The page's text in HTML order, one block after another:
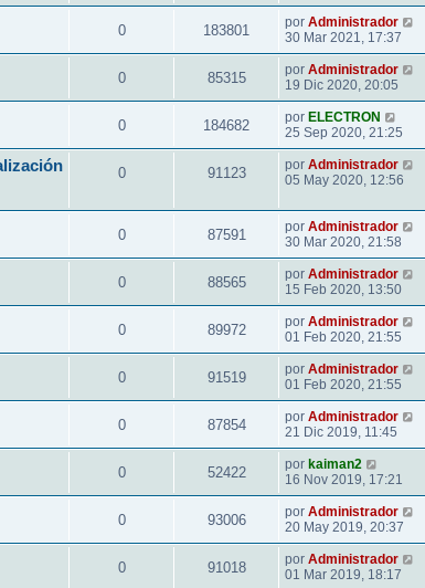
0 183801 por Administrador
30 Mar 2021, 17:37
0 85315 por Administrador
19 Dic 2020, 20:05
0 184682 por ELECTRON
25 Sep 2020, 21:25
0 91123 por Administrador
05 May 2020, 12:56
0 87591 por Administrador
30 Mar 2020, 21:58
0 88565 por Administrador
15 Feb 2020, 13:50
0 89972 por Administrador
01 Feb 2020, 21:55
0 91519 por Administrador
01 Feb 2020, 21:55
0 87854 por Administrador
21 Dic 2019, 11:45
0 52422 por kaiman2
16 Nov 2019, 17:21
0 93006 por Administrador
20 May 2019, 20:37
0 91018 por Administrador
01 Mar 2019, 18:17